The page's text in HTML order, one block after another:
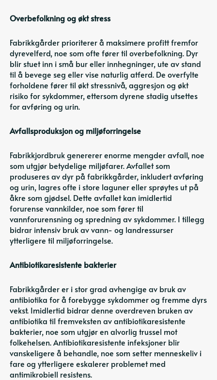
Overbefolkning og økt stress
Fabrikkgårder prioriterer å maksimere profitt fremfor
dyrevelferd, noe som ofte fører til overbefolkning. Dyr
blir stuet inn i små bur eller innhegninger, ute av stand
til å bevege seg eller vise naturlig atferd. De overfylte
forholdene fører til økt stressnivå, aggresjon og økt
risiko for sykdommer, ettersom dyrene stadig utsettes
for avføring og urin.
Avfallsproduksjon og miljøforringelse
Fabrikkjordbruk genererer enorme mengder avfall, noe
som utgjør betydelige miljøfarer. Avfallet som
produseres av dyr på fabrikkgårder, inkludert avføring
og urin, lagres ofte i store laguner eller sprøytes ut på
åkre som gjødsel. Dette avfallet kan imidlertid
forurense vannkilder, noe som fører til
vannforurensning og spredning av sykdommer. I tillegg
bidrar intensiv bruk av vann- og landressurser
ytterligere til miljøforringelse.
Antibiotikaresistente bakterier
Fabrikkgårder er i stor grad avhengige av bruk av
antibiotika for å forebygge sykdommer og fremme dyrs
vekst. Imidlertid bidrar denne overdreven bruken av
antibiotika til fremveksten avantibiotikaresistente
bakterier, noe som utgjør en alvorlig trussel mot
folkehelsen. Antibiotikaresistente infeksjoner blir
vanskeligere å behandle, noe som setter menneskeliv i
fare og ytterligere eskalerer problemet med
antimikrobiell resistens.